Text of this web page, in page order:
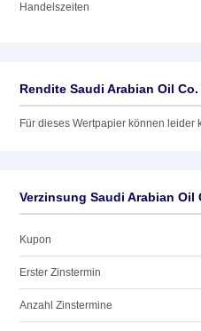
Handelszeiten
Rendite Saudi Arabian Oil Co.
Für dieses Wertpapier können
Verzinsung Saudi Arabian Oil
Kupon
Erster Zinstermin
Anzahl Zinstermine